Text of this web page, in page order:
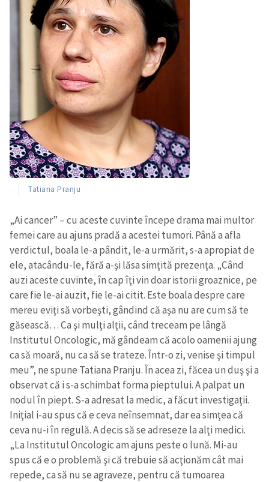
Tatiana Pranju
„Ai cancer” – cu aceste cuvinte începe drama mai multor
femei care au ajuns pradă a acestei tumori. Până a afla
verdictul, boala le-a pândit, le-a urmărit, s-a apropiat de
ele, atacându-le, fără a-şi lăsa simţită prezenţa. „Când
auzi aceste cuvinte, în cap îţi vin doar istorii groaznice, pe
care fie le-ai auzit, fie le-ai citit. Este boala despre care
mereu eviţi să vorbeşti, gândind că aşa nu are cum să te
găsească… Ca şi mulţi alţii, când treceam pe lângă
Institutul Oncologic, mă gândeam că acolo oamenii ajung
ca să moară, nu ca să se trateze. Într-o zi, venise şi timpul
meu”, ne spune Tatiana Pranju. În acea zi, făcea un duş şi a
observat că i s-a schimbat forma pieptului. A palpat un
nodul în piept. S-a adresat la medic, a făcut investigaţii.
Iniţial i-au spus că e ceva neînsemnat, dar ea simţea că
ceva nu-i în regulă. A decis să se adreseze la alţi medici.
„La Institutul Oncologic am ajuns peste o lună. Mi-au
spus că e o problemă şi că trebuie să acţionăm cât mai
repede, ca să nu se agraveze, pentru că tumoarea